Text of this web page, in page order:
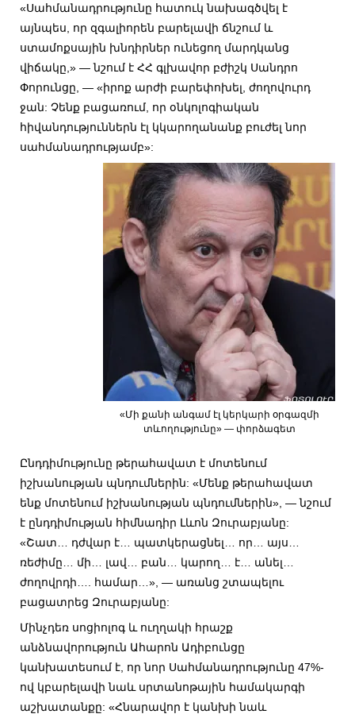
«Սահմանադրությունը հատուկ նախագծվել է
այնպես, որ զգալիորեն բարելավի ճնշում և
ստամոքսային խնդիրներ ունեցող մարդկանց
վիճակը,» — նշում է ՀՀ գլխավոր բժիշկ Սանդրո
Փորունցը, — «իրոք արժի բարեփոխել, ժողովուրդ
ջան: Չենք բացառում, որ օնկոլոգիական
հիվանդություններն էլ կկարողանանք բուժել նոր
սահմանադրությամբ»:
«Մի քանի անգամ էլ կերկարի օրգազմի
տևողությունը» — փորձագետ
Ընդդիմությունը թերահավատ է մոտենում
իշխանության պնդումներին: «Մենք թերահավատ
ենք մոտենում իշխանության պնդումներին», — նշում
է ընդդիմության հիմնադիր Լևոն Զուրաբյանը:
«Շատ… դժվար է… պատկերացնել… որ… այս…
ռեժիմը… մի… լավ… բան… կարող… է… անել…
ժողովրդի…. համար…», — առանց շտապելու
բացատրեց Զուրաբյանը:
Մինչդեռ սոցիոլոգ և ուղղակի հրաշք
անձնավորություն Ահարոն Ադիբունցը
կանխատեսում է, որ նոր Սահմանադրությունը 47%-
ով կբարելավի նաև սրտանոթային համակարգի
աշխատանքը: «Հնարավոր է կանխի նաև